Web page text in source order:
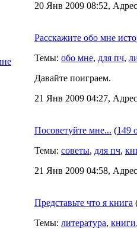
20 Янв 2009 08:52,
Расскажите обо мне
Темы: обо мне, для пч,
Давайте поиграем.
21 Янв 2009 04:27,
Посоветуйте мне... (149
Темы: советы, для пч,
21 Янв 2009 04:58,
Представьте что я книга
Темы: литература, книги,